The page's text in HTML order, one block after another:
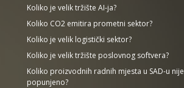
Koliko je velik tržište AI-ja?
Koliko CO2 emitira prometni sektor?
Koliko je velik logistički sektor?
Koliko je velik tržište poslovnog softvera?
Koliko proizvodnih radnih mjesta u SAD-u nije
popunjeno?